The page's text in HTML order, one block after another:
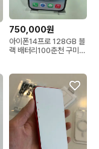
750,000원
아이폰14프로 128GB 블
랙 배터리100춘천 구미